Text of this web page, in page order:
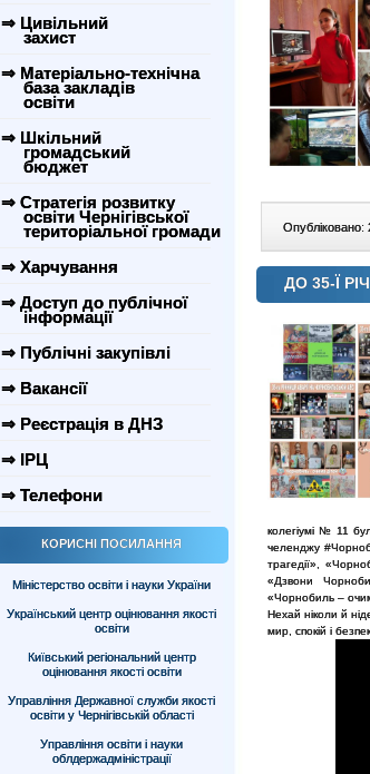
⇒ Цивільний
захист
⇒ Матеріально-технічна
база закладів
освіти
⇒ Шкільний
громадський
бюджет
⇒ Стратегія розвитку
освіти Чернігівської
територіальної громади
⇒ Харчування
⇒ Доступ до публічної
інформації
⇒ Публічні закупівлі
⇒ Вакансії
⇒ Реєстрація в ДНЗ
⇒ ІРЦ
⇒ Телефони
КОРИСНІ ПОСИЛАННЯ
Міністерство освіти і науки України
Український центр оцінювання якості
освіти
Київський регіональний центр
оцінювання якості освіти
Управління Державної служби якості
освіти у Чернігівській області
Управління освіти і науки
облдержадміністрації
Опубліковано:
ДО 35-Ї
колегіумі № 11
челенджу
трагедії»,
«Дзвони
«Чорнобиль –
Нехай ніколи й
мир, спокій і